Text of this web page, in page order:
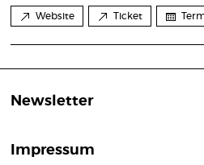
Website Ticket
Newsletter
Impressum